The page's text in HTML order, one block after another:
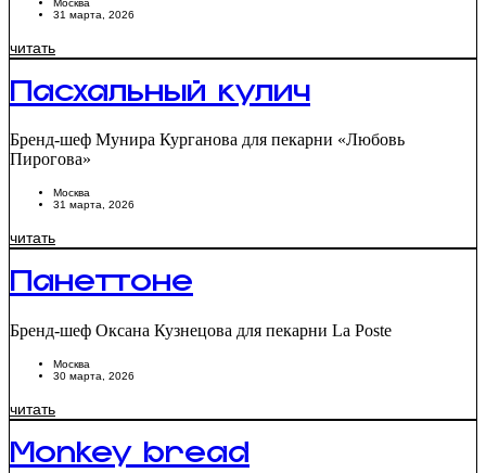
Москва
31 марта, 2026
читать
Пасхальный кулич
Бренд-шеф Мунира Курганова для пекарни «Любовь
Пирогова»
Москва
31 марта, 2026
читать
Панеттоне
Бренд-шеф Оксана Кузнецова для пекарни La Poste
Москва
30 марта, 2026
читать
Monkey bread